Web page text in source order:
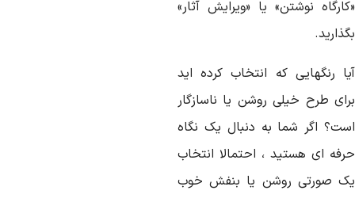
نوشتن» یا «ویرایش آثار»
رنگهایی که انتخاب کرده اید
طرح خیلی روشن یا ناسازگار
اگر شما به دنبال یک نگاه
ای هستید ، احتمالا انتخاب
صورتی روشن یا بنفش خوب